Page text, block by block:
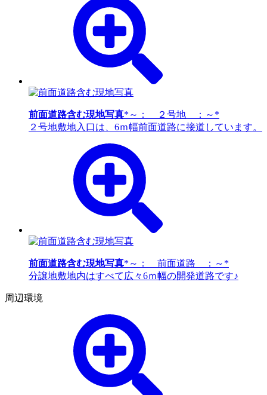
前面道路含む現地写真*～： ２号地 ：～*
２号地敷地入口は、6ｍ幅前面道路に接道しています。
前面道路含む現地写真*～： 前面道路 ：～*
分譲地敷地内はすべて広々6ｍ幅の開発道路です♪
周辺環境